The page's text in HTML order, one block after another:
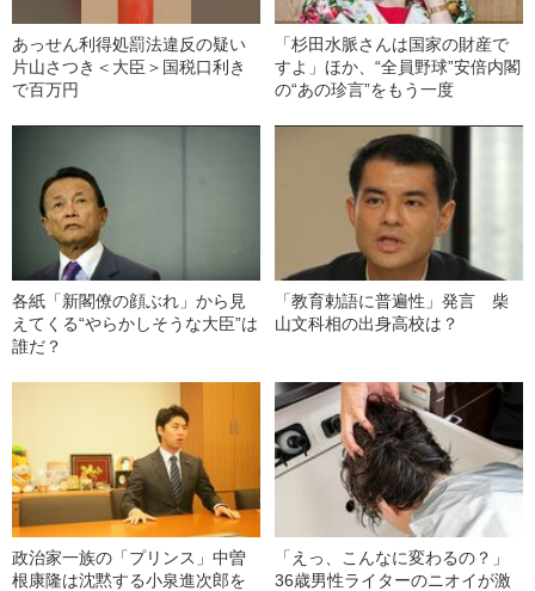
あっせん利得処罰法違反の疑い
片山さつき＜大臣＞国税口利き
で百万円
「杉田水脈さんは国家の財産で
すよ」ほか、“全員野球”安倍内閣
の“あの珍言”をもう一度
各紙「新閣僚の顔ぶれ」から見
えてくる“やらかしそうな大臣”は
誰だ？
「教育勅語に普遍性」発言 柴
山文科相の出身高校は？
政治家一族の「プリンス」中曽
根康隆は沈黙する小泉進次郎を
「えっ、こんなに変わるの？」
36歳男性ライターのニオイが激